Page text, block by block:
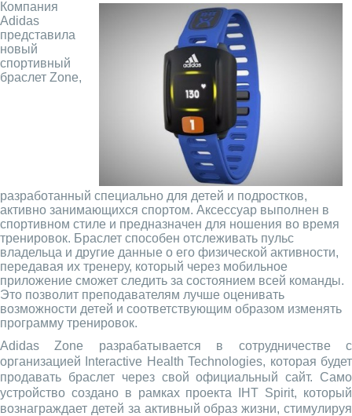
Компания
Adidas
представила
новый
спортивный
браслет Zone,
разработанный специально для детей и подростков,
активно занимающихся спортом. Аксессуар выполнен в
спортивном стиле и предназначен для ношения во время
тренировок. Браслет способен отслеживать пульс
владельца и другие данные о его физической активности,
передавая их тренеру, который через мобильное
приложение сможет следить за состоянием всей команды.
Это позволит преподавателям лучше оценивать
возможности детей и соответствующим образом изменять
программу тренировок.
Adidas Zone разрабатывается в сотрудничестве с
организацией Interactive Health Technologies, которая будет
продавать браслет через свой официальный сайт. Само
устройство создано в рамках проекта IHT Spirit, который
вознаграждает детей за активный образ жизни, стимулируя